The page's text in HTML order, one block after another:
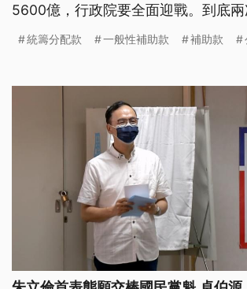
5600億，行政院要全面迎戰。到底
補助款」是什麼？修法衍生哪些問題
統籌分配款 一般性補助款 補助款